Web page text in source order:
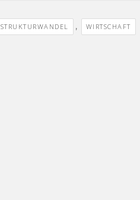
STRUKTURWANDEL , WIRTSCHAFT